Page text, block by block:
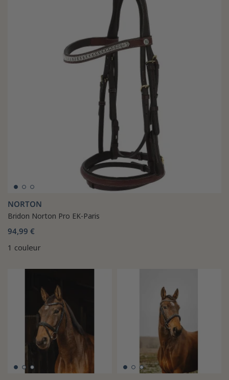
NORTON
Bridon Norton Pro EK-Paris
94,99 €
1 couleur